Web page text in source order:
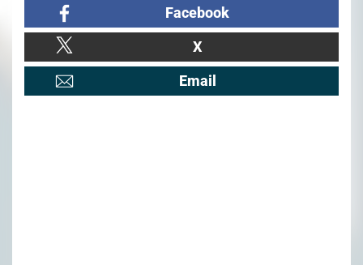
Facebook
X
Email